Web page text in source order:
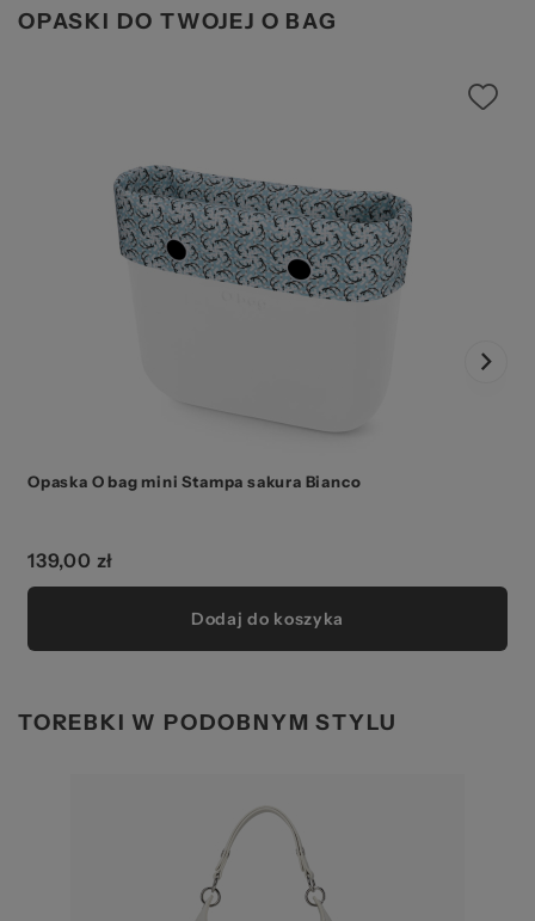
OPASKI DO TWOJEJ O BAG
Opaska O bag mini Stampa sakura Bianco
139,00 zł
Dodaj do koszyka
TOREBKI W PODOBNYM STYLU